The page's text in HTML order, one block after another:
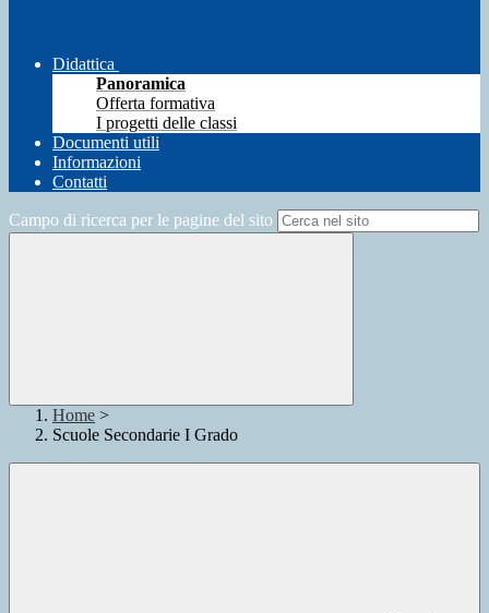
Didattica
Panoramica
Offerta formativa
I progetti delle classi
Documenti utili
Informazioni
Contatti
Campo di ricerca per le pagine del sito
Home >
Scuole Secondarie I Grado